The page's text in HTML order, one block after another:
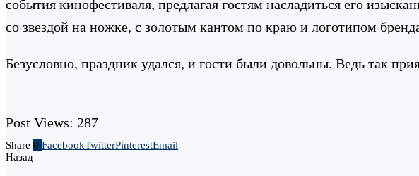
события кинофестиваля, предлагая гостям насладиться его
со звездой на ножке, с золотым кантом по краю и логотипом
Безусловно, праздник удался, и гости были довольны. Ведь так
Post Views: 287
Share 0 FacebookTwitterPinterestEmail
Назад